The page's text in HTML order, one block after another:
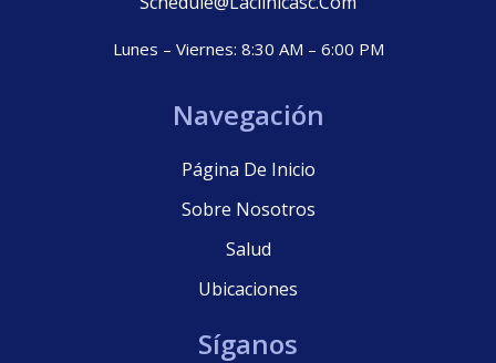
Lunes – Viernes: 8:30 AM – 6:00 PM
Navegación
Página De Inicio
Sobre Nosotros
Salud
Ubicaciones
Síganos